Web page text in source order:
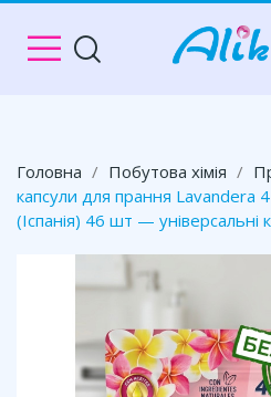
Головна Побутова хімія
капсули для прання Lavandera
(Іспанія) 46 шт — універсальні